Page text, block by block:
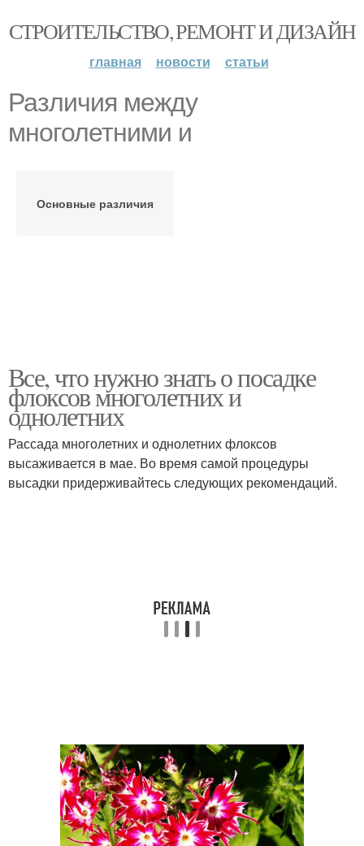
СТРОИТЕЛЬСТВО, РЕМОНТ И ДИЗАЙН
главная новости статьи
Различия между
многолетними и
Основные различия
Все, что нужно знать о посадке
флоксов многолетних и
однолетних
Рассада многолетних и однолетних флоксов
высаживается в мае. Во время самой процедуры
высадки придерживайтесь следующих рекомендаций.